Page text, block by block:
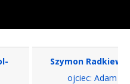
Szymon Radkiewicz
ojciec: Adam